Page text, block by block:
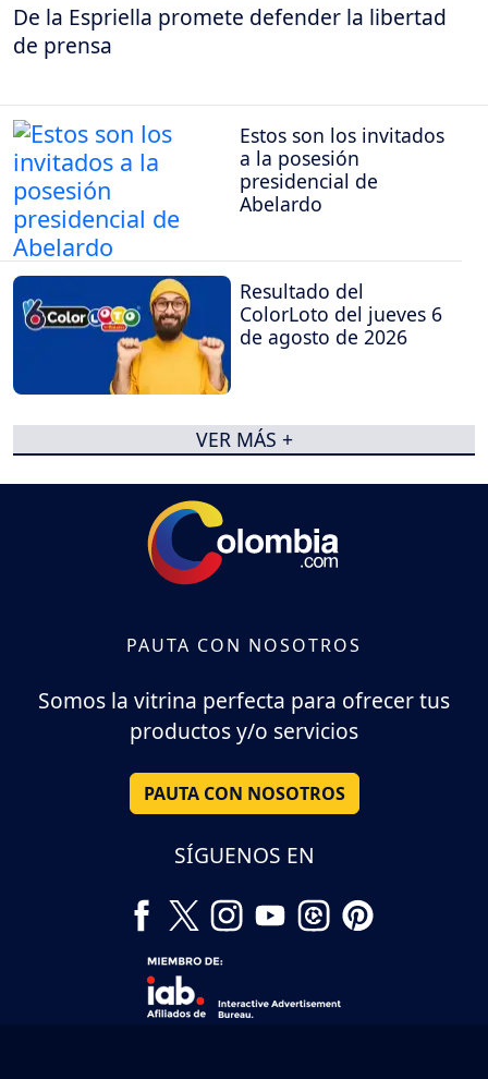
De la Espriella promete defender la libertad
de prensa
Estos son los invitados
a la posesión
presidencial de
Abelardo
Resultado del
ColorLoto del jueves 6
de agosto de 2026
VER MÁS +
PAUTA CON NOSOTROS
Somos la vitrina perfecta para ofrecer tus
productos y/o servicios
PAUTA CON NOSOTROS
SÍGUENOS EN